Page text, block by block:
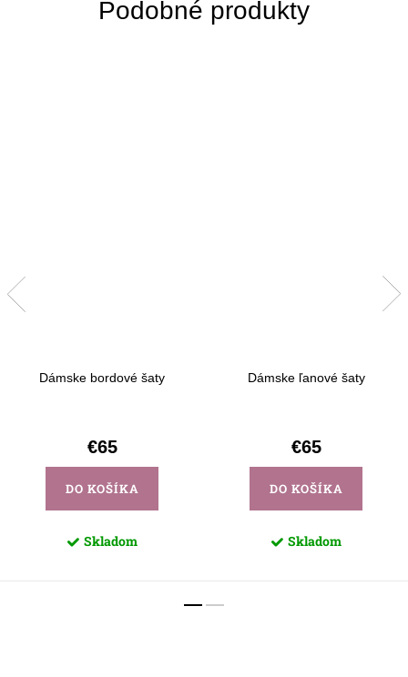
Dámske bordové šaty
€65
DO KOŠÍKA
Skladom
Dámske ľanové šaty
€65
DO KOŠÍKA
Skladom